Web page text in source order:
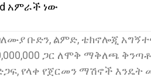
አምራች ነው
ቡድን, ልምድ, ቴክኖሎጂ
ጋር ለሞቅ ማቅለጫ
የላቀ የጀርመን ማሽኖች እንዴት